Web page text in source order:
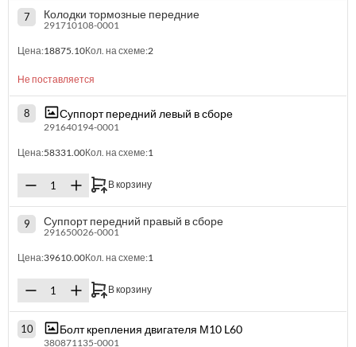
7 Колодки тормозные передние
291710108-0001
Цена:18875.10Кол. на схеме:2
Не поставляется
8 Суппорт передний левый в сборе
291640194-0001
Цена:58331.00Кол. на схеме:1
В корзину
9 Суппорт передний правый в сборе
291650026-0001
Цена:39610.00Кол. на схеме:1
В корзину
10 Болт крепления двигателя М10 L60
380871135-0001